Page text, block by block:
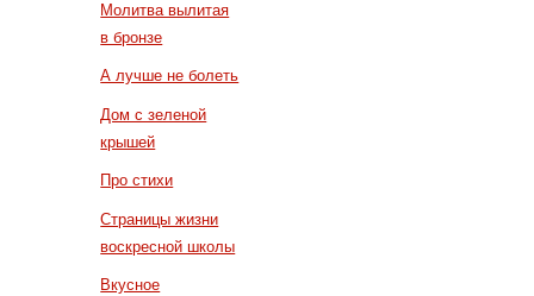
Молитва вылитая
в бронзе
А лучше не болеть
Дом с зеленой
крышей
Про стихи
Страницы жизни
воскресной школы
Вкусное